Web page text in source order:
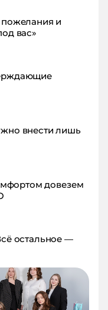
и
вас»
внести лишь
довезем
остальное —